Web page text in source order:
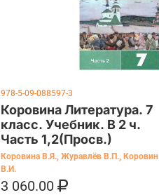
978-5-09-088597-3
Коровина Литература. 7
класс. Учебник. В 2 ч.
Часть 1,2(Просв.)
Коровина В.Я., Журавлёв В.П., Коровин
В.И.
3 060.00
В КОРЗИНУ